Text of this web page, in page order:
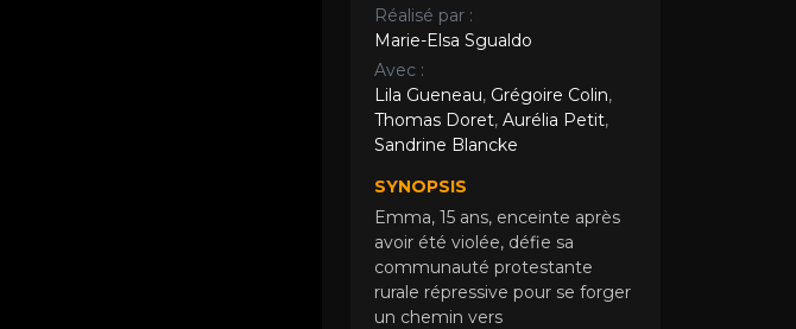
Réalisé par :
Marie-Elsa Sgualdo
Avec :
Lila Gueneau, Grégoire Colin,
Thomas Doret, Aurélia Petit,
Sandrine Blancke
SYNOPSIS
Emma, 15 ans, enceinte après
avoir été violée, défie sa
communauté protestante
rurale répressive pour se forger
un chemin vers